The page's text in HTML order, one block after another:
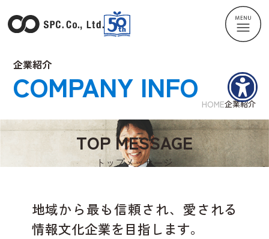
企業紹介
COMPANY INFO HOME企業紹介
TOP MESSAGE
トップメッセージ
地域から最も信頼され、 愛される
情報文化企業を目指します。